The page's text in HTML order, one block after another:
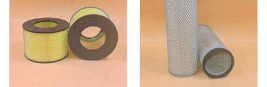
1004.40 47 kW 64 PS eng).
Komatsu CK30-1 (S4D98E
eng). CK35-1 (S4D98E
eng). FD25T (Yanmar
eng). Kubota KX080 (nicht